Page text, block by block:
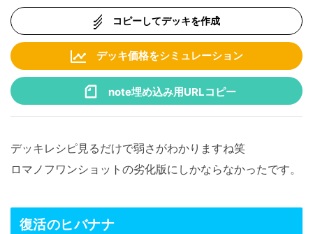
コピーしてデッキを作成
デッキ価格をシミュレーション
note埋め込み用URLコピー
デッキレシピ見るだけで弱さがわかりますね笑
ロマノフワンショットの劣化版にしかならなかったです。
復活のヒバナナ